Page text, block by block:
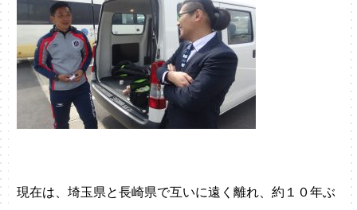
現在は、埼玉県と長崎県で互いに遠く離れ、約１０年ぶ